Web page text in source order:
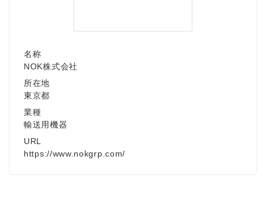
名称
NOK株式会社
所在地
東京都
業種
輸送用機器
URL
https://www.nokgrp.com/